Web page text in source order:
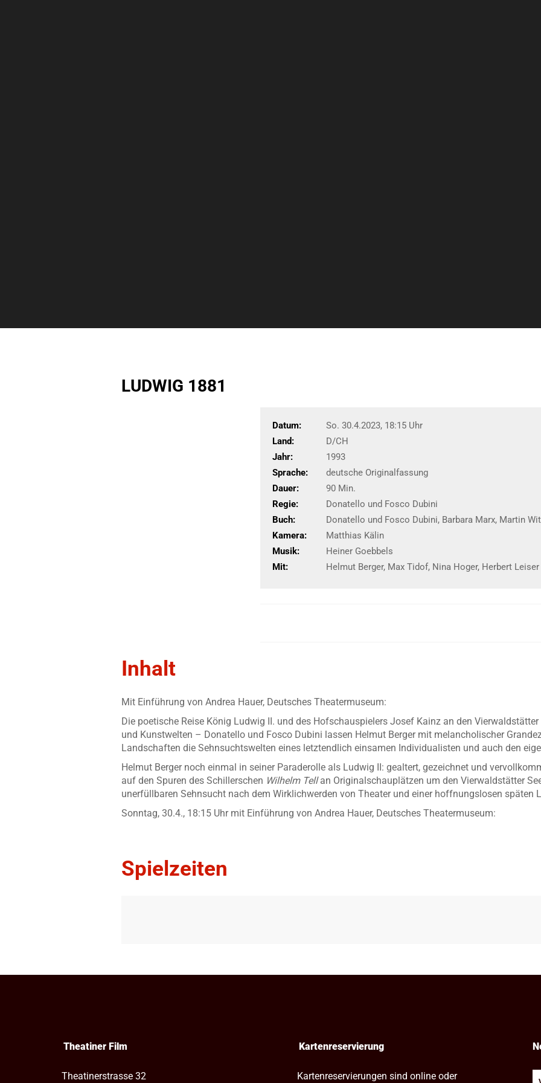
LUDWIG 1881
Datum:
So. 30.4.2023, 18:15 Uhr
Land:
D/CH
Jahr:
1993
Sprache:
deutsche Originalfassung
Dauer:
90 Min.
Regie:
Donatello und Fosco Dubini
Buch:
Donatello und Fosco Dubini, Barbara Marx, Martin
Kamera:
Matthias Kälin
Musik:
Heiner Goebbels
Mit:
Helmut Berger, Max Tidof, Nina Hoger, Herbert Leiser
Inhalt
Mit Einführung von Andrea Hauer, Deutsches Theatermuseum:
Die poetische Reise König Ludwig II. und des Hofschauspielers Josef Kainz an den
und Kunstwelten – Donatello und Fosco Dubini lassen Helmut Berger mit melancholischer
Landschaften die Sehnsuchtswelten eines letztendlich einsamen Individualisten und auch den
Helmut Berger noch einmal in seiner Paraderolle als Ludwig II: gealtert, gezeichnet und
auf den Spuren des Schillerschen Wilhelm Tellan Originalschauplätzen um den Vierwaldstätter
unerfüllbaren Sehnsucht nach dem Wirklichwerden von Theater und einer hoffnungslosen späten
Sonntag, 30.4., 18:15 Uhr mit Einführung von Andrea Hauer, Deutsches Theatermuseum:
Spielzeiten
Theatiner Film
Theatinerstrasse 32
Kartenreservierung
Kartenreservierungen sind online oder